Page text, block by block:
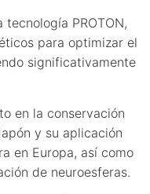
PROTON,
para optimizar el
significativamente
en la conservación
y su aplicación
en Europa, así como
de neuroesferas.